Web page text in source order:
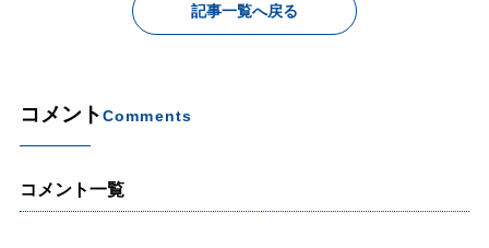
記事一覧へ戻る
コメントComments
コメント一覧